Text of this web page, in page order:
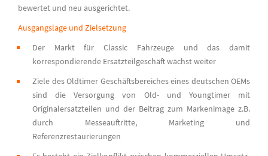
bewertet und neu ausgerichtet.
Ausgangslage und Zielsetzung
Der Markt für Classic Fahrzeuge und das damit
korrespondierende Ersatzteilgeschäft wächst weiter
Ziele des Oldtimer Geschäftsbereiches eines deutschen OEMs
sind die Versorgung von Old- und Youngtimer mit
Originalersatzteilen und der Beitrag zum Markenimage z.B.
durch Messeauftritte, Marketing und
Referenzrestaurierungen